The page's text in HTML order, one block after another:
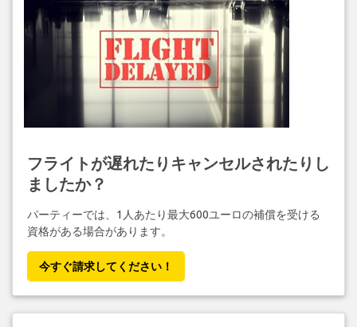
フライトが遅れたりキャンセルされたりし
ましたか？
パーティーでは、1人あたり最大600ユーロの補償を受ける
資格がある場合があります。
今すぐ請求してください！